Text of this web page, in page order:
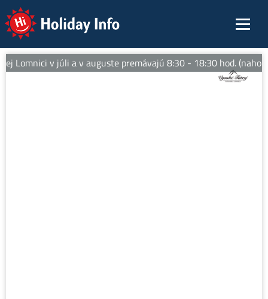
Holiday Info
Lomnici v júli a v auguste premávajú 8:30 - 18:30 hod.